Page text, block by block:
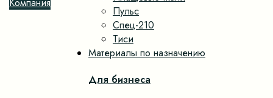
Пульс
Спец-210
Тиси
Материалы по назначению
Для бизнеса